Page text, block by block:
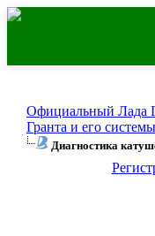
Официальный Лада
Гранта и его системы
Диагностика